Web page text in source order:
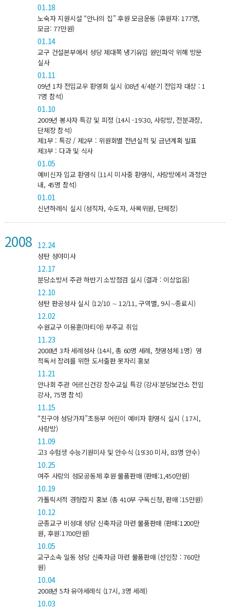
01.18
노숙자 지원시설 “안나의 집” 후원 모금운동 (후원자: 177명,
모금: 77만원)
01.14
교구 건설본부에서 성당 제대쪽 냉기유입 원인파악 위해 방문
실사
01.11
09년 1차 전입교우 환영회 실시 (08년 4/4분기 전입자 대상 : 1
7명 참석)
01.10
2009년 봉사자 특강 및 피정 (14시 -19:30, 사랑방, 전분과장,
단체장 참석)
제1부 : 특강 / 제2부 : 위원회별 전년실적 및 금년계획 발표
제3부 : 다과 및 식사
01.05
예비신자 입교 환영식 (11시 미사중 환영식, 사랑방에서 과정안
내, 45명 참석)
01.01
신년하례식 실시 (성직자, 수도자, 사목위원, 단체장)
2008 12.24
성탄 성야미사
12.17
분당소방서 주관 하반기 소방점검 실시 (결과 : 이상없음)
12.10
성탄 판공성사 실시 (12/10 ∼ 12/11, 구역별, 9시∼종료시)
12.02
수원교구 이용훈(마티아) 부주교 취임
11.23
2008년 3차 세례성사 (14시, 총 60명 세례, 첫영성체 1명) 영
적독서 장려를 위한 도서출판 못자리 홍보
11.21
안나회 주관 어르신건강 장수교실 특강 (강사:분당보건소 전임
강사, 75명 참석)
11.15
“친구야 성당가자”초등부 어린이 예비자 환영식 실시 ( 17시,
사랑방)
11.09
고3 수험생 수능기원미사 및 안수식 (19:30 미사, 83명 안수)
10.25
여주 사랑의 성모공동체 후원 물품판매 (판매:1,450만원)
10.19
가톨릭서적 경향잡지 홍보 (총 410부 구독신청, 판매 :15만원)
10.12
군종교구 비성대 성당 신축자금 마련 물품판매 (판매:1200만
원, 후원:1700만원)
10.05
교구소속 일동 성당 신축자금 마련 물품판매 (선인장 : 760만
원)
10.04
2008년 5차 유아세례식 (17시, 3명 세례)
10.03